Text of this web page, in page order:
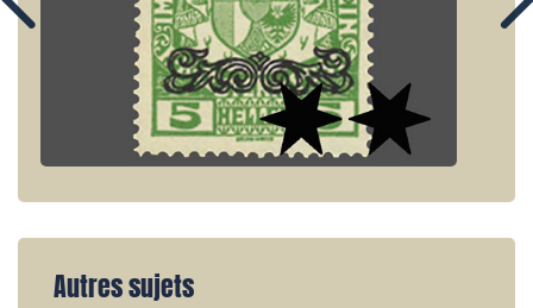
Autres sujets